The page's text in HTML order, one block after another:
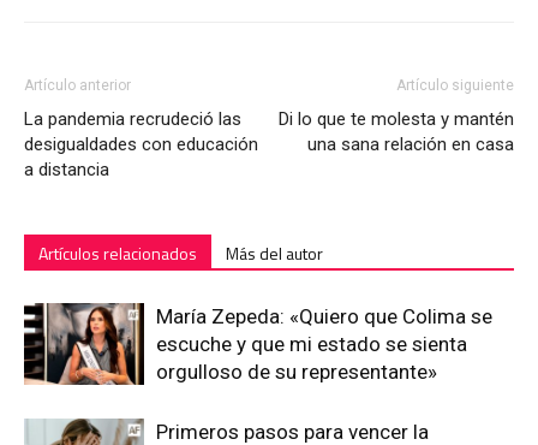
Artículo anterior
La pandemia recrudeció las
desigualdades con educación
a distancia
Artículo siguiente
Di lo que te molesta y mantén
una sana relación en casa
Artículos relacionados Más del autor
María Zepeda: «Quiero que Colima se
escuche y que mi estado se sienta
orgulloso de su representante»
Primeros pasos para vencer la